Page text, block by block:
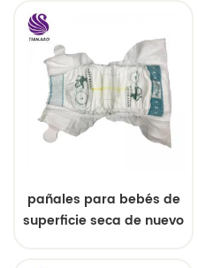
pañales para bebés de
superficie seca de nuevo